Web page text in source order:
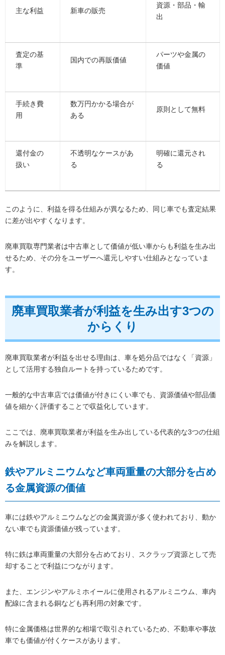
主な利益 新車の販売
資源・部品・輸
出
査定の基
準
国内での再販価値
パーツや金属の
価値
手続き費
用
数万円かかる場合が
ある
原則として無料
還付金の
扱い
不透明なケースがあ
る
明確に還元され
る
このように、利益を得る仕組みが異なるため、同じ車でも査定結果
に差が出やすくなります。
廃車買取専門業者は中古車として価値が低い車からも利益を生み出
せるため、その分をユーザーへ還元しやすい仕組みとなっていま
す。
廃車買取業者が利益を生み出す3つの
からくり
廃車買取業者が利益を出せる理由は、車を処分品ではなく「資源」
として活用する独自ルートを持っているためです。
一般的な中古車店では価値が付きにくい車でも、資源価値や部品価
値を細かく評価することで収益化しています。
ここでは、廃車買取業者が利益を生み出している代表的な3つの仕組
みを解説します。
鉄やアルミニウムなど車両重量の大部分を占め
る金属資源の価値
車には鉄やアルミニウムなどの金属資源が多く使われており、動か
ない車でも資源価値が残っています。
特に鉄は車両重量の大部分を占めており、スクラップ資源として売
却することで利益につながります。
また、エンジンやアルミホイールに使用されるアルミニウム、車内
配線に含まれる銅なども再利用の対象です。
特に金属価格は世界的な相場で取引されているため、不動車や事故
車でも価値が付くケースがあります。